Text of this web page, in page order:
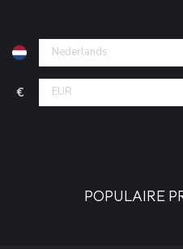
€
POPULAIRE